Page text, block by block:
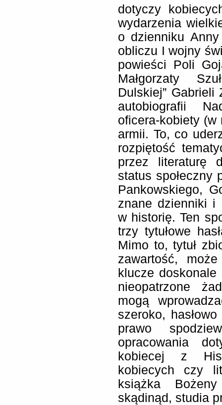
dotyczy
wydarzenia
o dzienniku
obliczu I wojny
powieści Poli
Małgorzaty
Dulskiej”
autobiografii
oficera-kobiety
armii. To, co
rozpiętość
przez literaturę
status społeczny
Pankowskiego,
znane dzienniki i
w historię. Ten
trzy tytułowe
Mimo to, tytuł
zawartość,
klucze doskonale
nieopatrzone
mogą
szeroko,
prawo
opracowania
kobiecej z
kobiecych czy
książka
skądinąd, studia